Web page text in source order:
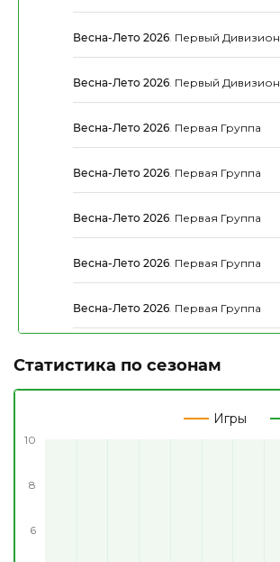
Весна-Лето 2026. Первый Дивизион
Весна-Лето 2026. Первый Дивизион
Весна-Лето 2026. Первая Группа
Весна-Лето 2026. Первая Группа
Весна-Лето 2026. Первая Группа
Весна-Лето 2026. Первая Группа
Весна-Лето 2026. Первая Группа
Статистика по сезонам
Игры
6
8
10